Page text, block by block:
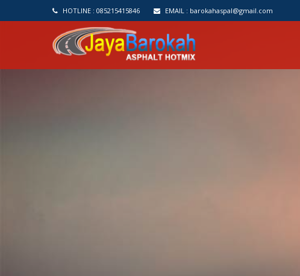
HOTLINE : 085215415846 EMAIL : barokahaspal@gmail.com